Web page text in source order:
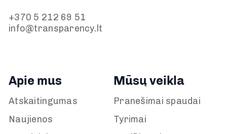
+370 5 212 69 51
info@transparency.lt
Apie mus
Atskaitingumas
Naujienos
Mūsų veikla
Pranešimai spaudai
Tyrimai